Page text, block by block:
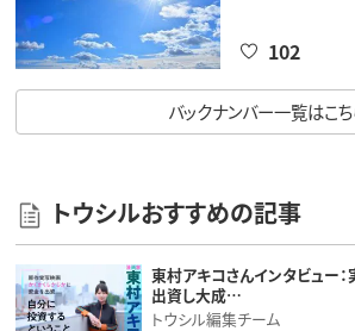
102
バックナンバー一覧はこ
トウシルおすすめの記事
東村アキコさんインタビュー
出資し大成…
トウシル編集チーム